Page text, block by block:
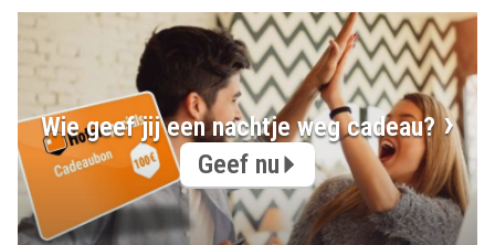
Wie geef jij een nachtje weg cadeau?
Geef nu